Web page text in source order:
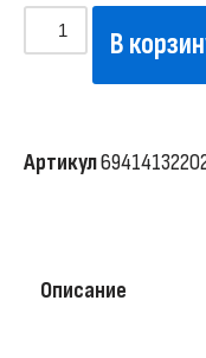
В
Артикул
Описание